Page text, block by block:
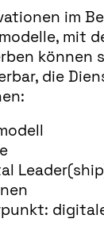
im
mit
können
die